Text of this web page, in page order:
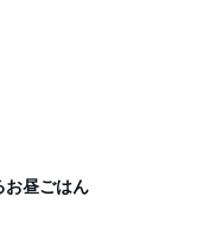
お昼ごはん